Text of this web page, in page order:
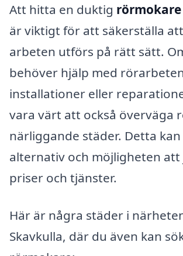
Att hitta en duktig
är viktigt för att säkerställa att
arbeten utförs på rätt sätt.
behöver hjälp med
installationer eller
vara värt att också överväga
närliggande städer. Detta
alternativ och möjligheten att
priser och tjänster.
Här är några städer i
Skavkulla, där du även kan